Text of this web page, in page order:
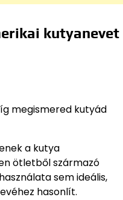
kutyanevet
megismered kutyád
a kutya
ötletből származó
sem ideális,
hasonlít.